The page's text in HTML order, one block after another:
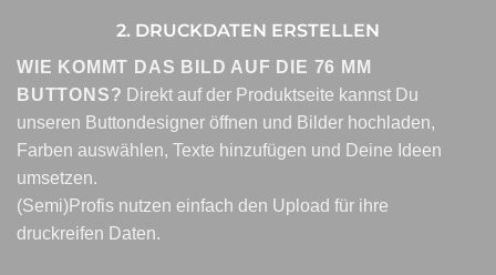
2. DRUCKDATEN ERSTELLEN
WIE KOMMT DAS BILD AUF DIE 76 MM
BUTTONS? Direkt auf der Produktseite kannst Du
unseren Buttondesigner öffnen und Bilder hochladen,
Farben auswählen, Texte hinzufügen und Deine Ideen
umsetzen.
(Semi)Profis nutzen einfach den Upload für ihre
druckreifen Daten.